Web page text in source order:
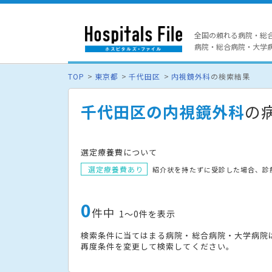
全国の頼れる病院・総
病院・総合病院・大学
TOP 東京都 千代田区 内視鏡外科の検索結果
千代田区の内視鏡外科の
選定療養費について
選定療養費あり 紹介状を持たずに受診した場合、
0件中 1〜0件を表示
検索条件に当てはまる病院・総合病院・大学病
再度条件を変更して検索してください。